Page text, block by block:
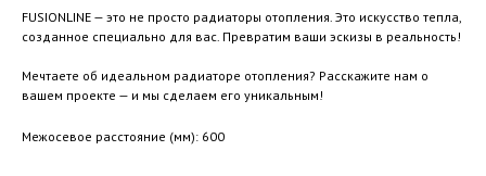
FUSIONLINE — это не просто радиаторы отопления. Это искусство тепла,
созданное специально для вас. Превратим ваши эскизы в реальность!
Мечтаете об идеальном радиаторе отопления? Расскажите нам о
вашем проекте — и мы сделаем его уникальным!
Межосевое расстояние (мм): 600